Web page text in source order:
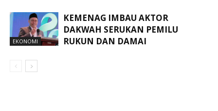
EKONOMI
KEMENAG IMBAU AKTOR
DAKWAH SERUKAN PEMILU
RUKUN DAN DAMAI